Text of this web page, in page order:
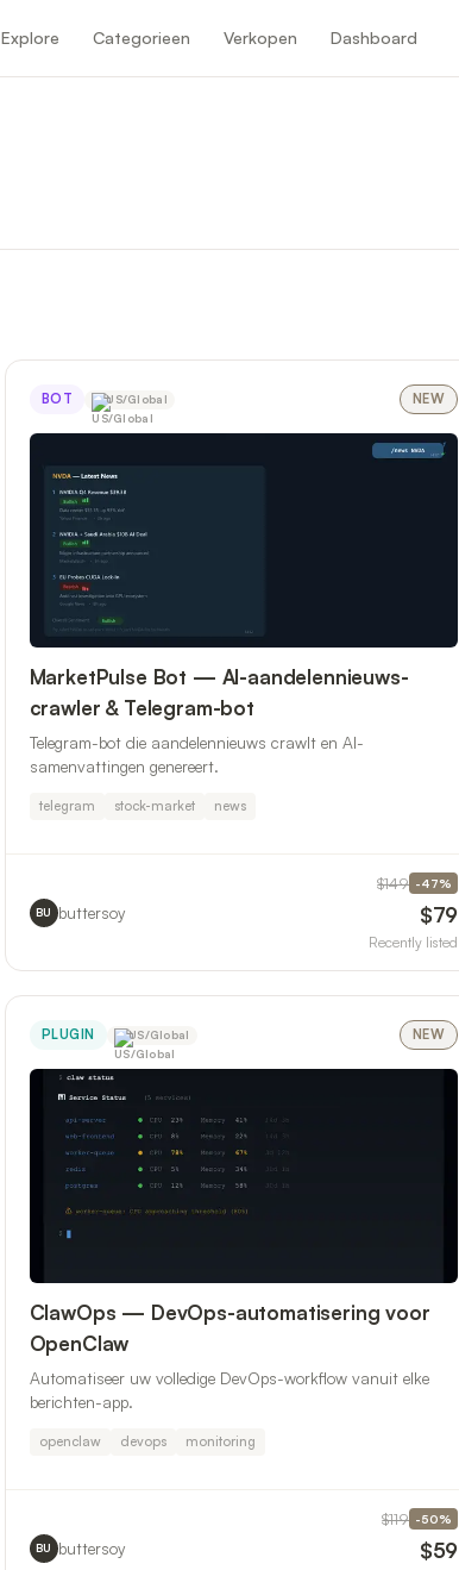
Explore Categorieen Verkopen Dashboard
BOT US/Global NEW
MarketPulse Bot — AI-aandelennieuws-
crawler & Telegram-bot
Telegram-bot die aandelennieuws crawlt en AI-
samenvattingen genereert.
telegram stock-market news
BU buttersoy
$149 -47%
$79
Recently listed
PLUGIN US/Global NEW
ClawOps — DevOps-automatisering voor
OpenClaw
Automatiseer uw volledige DevOps-workflow vanuit elke
berichten-app.
openclaw devops monitoring
BU buttersoy
$119 -50%
$59